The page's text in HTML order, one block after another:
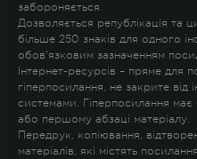
забороняється.
Дозволяється републікація та
більше 250 знаків для одного
обов'язковим зазначенням
Інтернет-ресурсів – пряме для
гіперпосилання, не закрите від
системами. Гіперпосилання
або першому абзаці матеріалу.
Передрук, копіювання,
матеріалів, які містять